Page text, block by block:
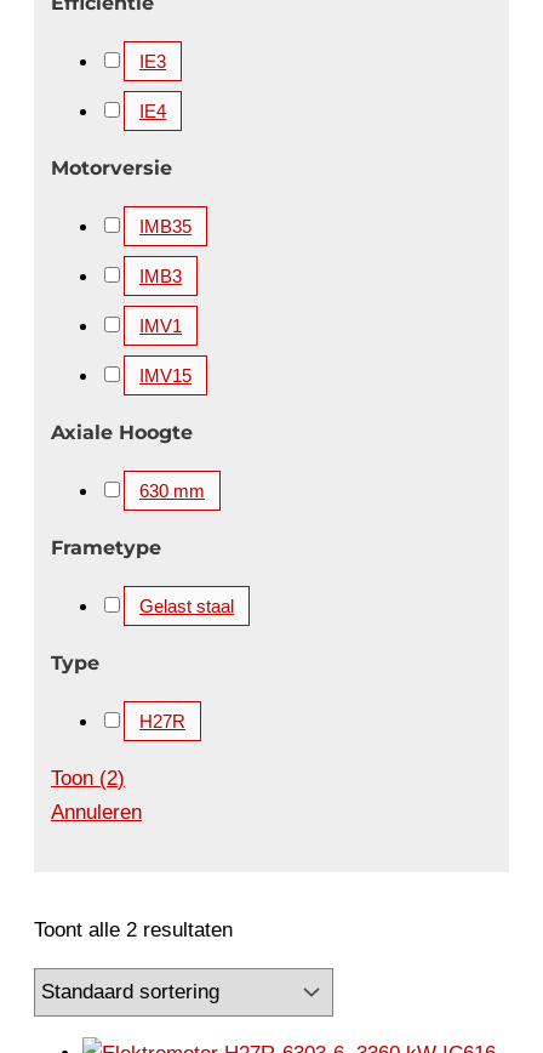
3500 kW
4000 kW
IE3
IE4
Motorversie
IMB35
IMB3
IMV1
IMV15
Axiale Hoogte
630 mm
Frametype
Gelast staal
Type
H27R
Toon (2)
Annuleren
Toont alle 2 resultaten